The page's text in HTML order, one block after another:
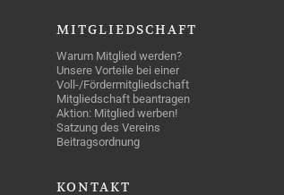
MITGLIEDSCHAFT
Warum Mitglied werden?
Unsere Vorteile bei einer
Voll-/Fördermitgliedschaft
Mitgliedschaft beantragen
Aktion: Mitglied werben!
Satzung des Vereins
Beitragsordnung
KONTAKT